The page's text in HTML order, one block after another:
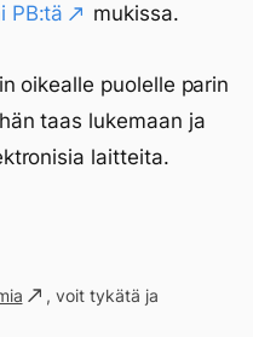
PB:tä mukissa.
oikealle puolelle parin
taas lukemaan ja
laitteita.
, voit tykätä ja